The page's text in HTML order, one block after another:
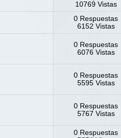
10769 Vistas
0 Respuestas
6152 Vistas
0 Respuestas
6076 Vistas
0 Respuestas
5595 Vistas
0 Respuestas
5767 Vistas
0 Respuestas